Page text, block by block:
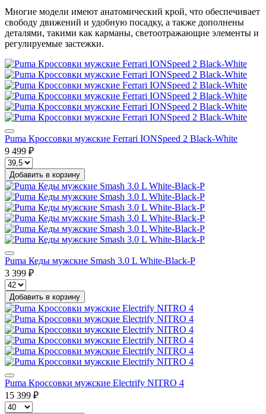
Многие модели имеют анатомический крой, что обеспечивает
свободу движений и удобную посадку, а также дополнены
деталями, такими как карманы, светоотражающие элементы и
регулируемые застежки.
Puma Кроссовки мужские Ferrari IONSpeed 2 Black-White
9 499 ₽
Добавить в корзину
Puma Кеды мужские Smash 3.0 L White-Black-P
3 399 ₽
Добавить в корзину
Puma Кроссовки мужские Electrify NITRO 4
15 399 ₽